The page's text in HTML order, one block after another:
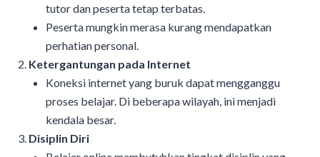
tutor dan peserta tetap terbatas.
Peserta mungkin merasa kurang mendapatkan
perhatian personal.
Ketergantungan pada Internet
Koneksi internet yang buruk dapat mengganggu
proses belajar. Di beberapa wilayah, ini menjadi
kendala besar.
Disiplin Diri